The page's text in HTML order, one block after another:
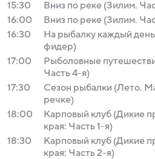
15:30
Вниз по реке (Зилим.
16:00
Вниз по реке (Зилим.
16:30
На рыбалку каждый
фидер)
17:00
Рыболовные
Часть 4-я)
17:30
Сезон рыбалки (Лето.
речке)
18:00
Карповый клуб (Дикие
края: Часть 1-я)
18:30
Карповый клуб (Дикие
края: Часть 2-я)